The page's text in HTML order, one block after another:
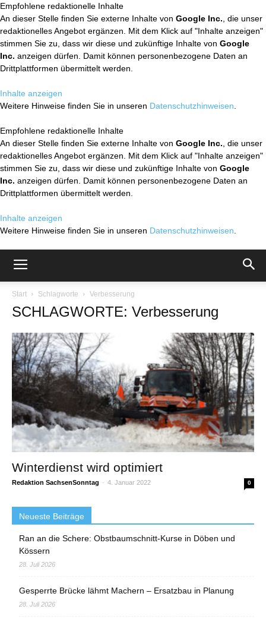
Empfohlene redaktionelle Inhalte
An dieser Stelle finden Sie externe Inhalte von Google Inc. , die unser
redaktionelles Angebot ergänzen. Mit dem Klick auf "Inhalte anzeigen"
stimmen Sie zu, dass wir diese und zukünftige Inhalte von Google
Inc. anzeigen dürfen. Damit können personenbezogene Daten an
Drittplattformen übermittelt werden.
Inhalte anzeigen
Weitere Hinweise finden Sie in unseren Datenschutzhinweisen
Empfohlene redaktionelle Inhalte
An dieser Stelle finden Sie externe Inhalte von Google Inc. , die unser
redaktionelles Angebot ergänzen. Mit dem Klick auf "Inhalte anzeigen"
stimmen Sie zu, dass wir diese und zukünftige Inhalte von Google
Inc. anzeigen dürfen. Damit können personenbezogene Daten an
Drittplattformen übermittelt werden.
Inhalte anzeigen
Weitere Hinweise finden Sie in unseren Datenschutzhinweisen
Start Schlagworte Verbesserung
SCHLAGWORTE: Verbesserung
Winterdienst wird optimiert
Redaktion SachsenSonntag - 4. Januar 2022 0
Neueste Beiträge
Ran an die Schere: Obstbaumschnitt-Kurse in Döben und
Kössern
28. Juli 2026
Gesperrte Brücke lähmt Machern – Ersatzbau in Planung
28. Juli 2026